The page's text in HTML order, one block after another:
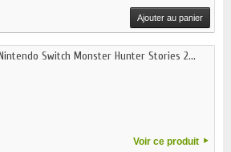
Ajouter au panier
Switch Monster Hunter Stories 2...
Voir ce produit